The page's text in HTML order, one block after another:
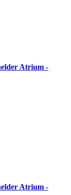
Atrium -
Atrium -